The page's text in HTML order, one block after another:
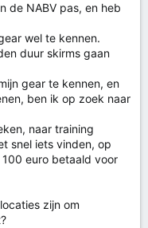
de NABV pas, en heb
wel te kennen.
duur skirms gaan
gear te kennen, en
ben ik op zoek naar
naar training
snel iets vinden, op
euro betaald voor
zijn om